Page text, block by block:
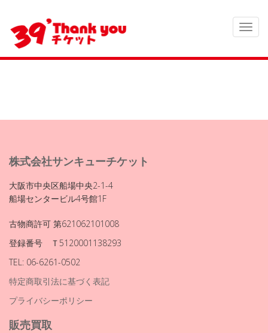
株式会社サンキューチケット
大阪市中央区船場中央2-1-4
船場センタービル4号館1F
古物商許可 第621062101008
登録番号 Ｔ5120001138293
TEL: 06-6261-0502
特定商取引法に基づく表記
プライバシーポリシー
販売買取